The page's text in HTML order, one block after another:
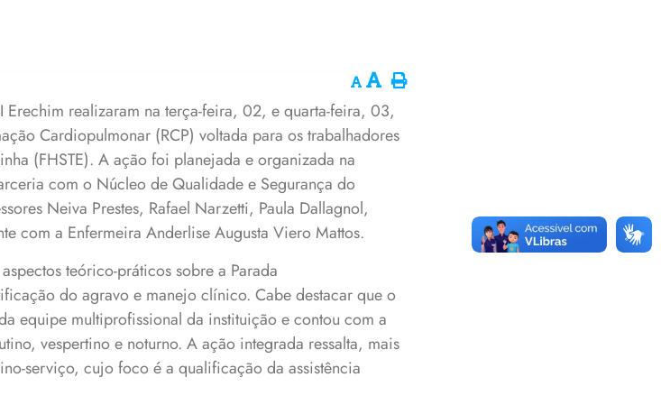
realizaram na terça-feira, 02, e quarta-feira, 03,
Cardiopulmonar (RCP) voltada para os trabalhadores
(FHSTE). A ação foi planejada e organizada na
com o Núcleo de Qualidade e Segurança do
Neiva Prestes, Rafael Narzetti, Paula Dallagnol,
com a Enfermeira Anderlise Augusta Viero Mattos.
teórico-práticos sobre a Parada
do agravo e manejo clínico. Cabe destacar que o
equipe multiprofissional da instituição e contou com a
vespertino e noturno. A ação integrada ressalta, mais
serviço, cujo foco é a qualificação da assistência